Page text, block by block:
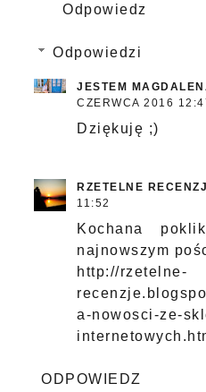
Odpowiedz
Odpowiedzi
JESTEM
CZERWCA 2016
Dziękuję ;)
RZETELNE
11:52
Kochana
najnowszym
http://rzetelne-
a-nowosci-ze-
ODPOWIEDZ